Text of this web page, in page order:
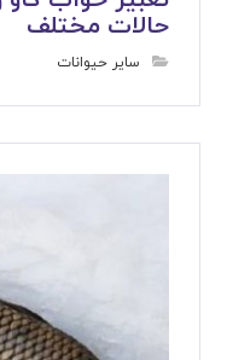
حالات مختلف
سایر حیوانات